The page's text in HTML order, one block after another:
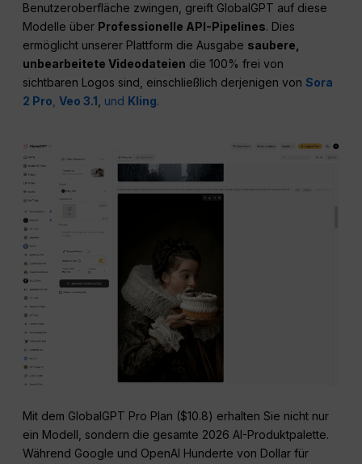
Benutzeroberfläche zwingen, greift GlobalGPT auf diese
Modelle über Professionelle API-Pipelines. Dies
ermöglicht unserer Plattform die Ausgabe saubere,
unbearbeitete Videodateien die 100% frei von
sichtbaren Logos sind, einschließlich derjenigen vonSora
2 Pro Veo 3.1 und Kling.
Mit dem GlobalGPT Pro Plan ($10.8) erhalten Sie nicht nur
ein Modell, sondern die gesamte 2026 AI-Produktpalette.
Während Google und OpenAI Hunderte von Dollar für